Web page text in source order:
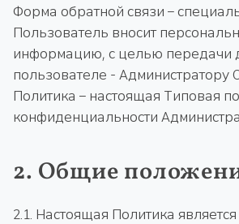
Форма обратной связи –
Пользователь вносит
информацию, с целью передачи
пользователе - Администратору
Политика – настоящая Типовая
конфиденциальности
2. Общие
2.1. Настоящая Политика